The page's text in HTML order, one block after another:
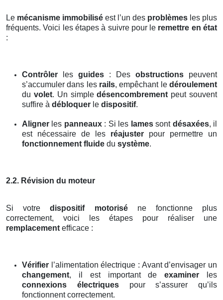
Le mécanisme immobilisé est l’un des problèmes les plus
fréquents. Voici les étapes à suivre pour le remettre en état
:
Contrôler les guides : Des obstructions peuvent
s’accumuler dans les rails, empêchant le déroulement
du volet. Un simpledésencombrement peut souvent
suffire à débloquer le dispositif.
Aligner les panneaux: Si les lamessont désaxées, il
est nécessaire de les réajuster pour permettre un
fonctionnement fluide du système.
2.2. Révision du moteur
Si votredispositif motoriséne fonctionne plus
correctement, voici les étapes pour réaliser une
remplacement efficace :
Vérifier l’alimentation électrique : Avant d’envisager un
changement, il est important deexaminer les
connexions électriquespour s’assurer qu’ils
fonctionnent correctement.